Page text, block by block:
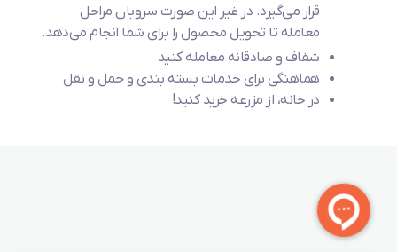
قرار می‌گیرد. در غیر این صورت سروبان مراحل
معامله تا تحویل محصول را برای شما انجام می‌دهد.
شفاف و صادقانه معامله کنید
هماهنگی برای خدمات بسته بندی و حمل و نقل
در خانه، از مزرعه خرید کنید!